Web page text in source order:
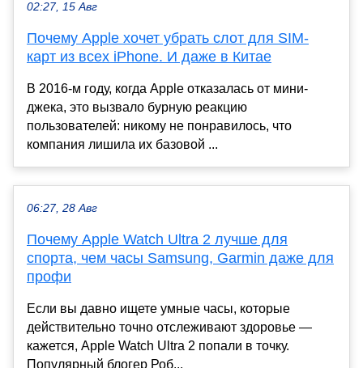
02:27, 15 Авг
Почему Apple хочет убрать слот для SIM-
карт из всех iPhone. И даже в Китае
В 2016-м году, когда Apple отказалась от мини-
джека, это вызвало бурную реакцию
пользователей: никому не понравилось, что
компания лишила их базовой ...
06:27, 28 Авг
Почему Apple Watch Ultra 2 лучше для
спорта, чем часы Samsung, Garmin даже для
профи
Если вы давно ищете умные часы, которые
действительно точно отслеживают здоровье —
кажется, Apple Watch Ultra 2 попали в точку.
Популярный блогер Роб...